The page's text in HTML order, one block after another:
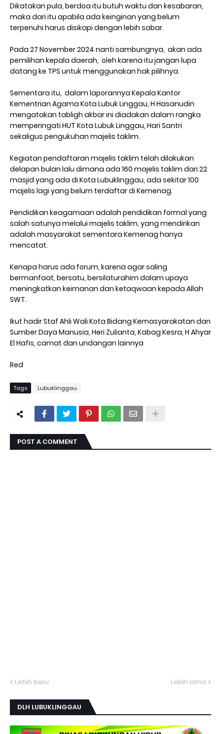
Dikatakan pula, berdoa itu butuh waktu dan kesabaran,
maka dari itu apabila ada keinginan yang belum
terpenuhi harus disikapi dengan lebih sabar.
Pada 27 November 2024 nanti sambungnya, akan ada
pemilihan kepala daerah, oleh karena itu jangan lupa
datang ke TPS untuk menggunakan hak pilihnya.
Sementara itu, dalam laporannya Kepala Kantor
Kementrian Agama Kota Lubuk Linggau, H Hasanudin
mengatakan tabligh akbar ini diadakan dalam rangka
memperingati HUT Kota Lubuk Linggau, Hari Santri
sekaligus pengukuhan majelis taklim.
Kegiatan pendaftaran majelis taklim telah dilakukan
delapan bulan lalu dimana ada 160 majelis taklim dari 22
masjid yang ada di Kota Lubuklinggau, ada sekitar 100
majelis lagi yang belum terdaftar di Kemenag.
Pendidikan keagamaan adalah pendidikan formal yang
salah satunya melalui majelis taklim, yang mendirikan
adalah masyarakat sementara Kemenag hanya
mencatat.
Kenapa harus ada forum, karena agar saling
bermanfaat, bersatu, bersilaturahim dalam upaya
meningkatkan keimanan dan ketaqwaan kepada Allah
SWT.
Ikut hadir Staf Ahli Wali Kota Bidang Kemasyarakatan dan
Sumber Daya Manusia, Heri Zulianta, Kabag Kesra, H Ahyar
El Hafis, camat dan undangan lainnya
Red
Tags Lubuklinggau
POST A COMMENT
Lebih baru Lebih lama
DLH LUBUKLINGGAU